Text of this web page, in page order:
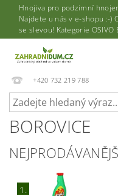
Hnojiva pro podzimní
Najdete u nás v e-shopu :-)
se slevou! Kategorie OSIVO
+420 732 219 788
BOROVICE
1.